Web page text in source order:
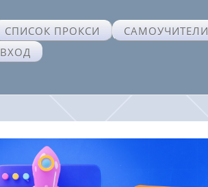
СПИСОК ПРОКСИ САМОУЧИТЕЛИ
ВХОД